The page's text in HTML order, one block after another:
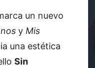
un nuevo
y Mis
una estética
Sin